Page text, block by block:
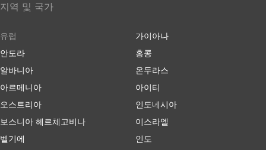
지역 및 국가
유럽
안도라
알바니아
아르메니아
오스트리아
보스니아 헤르체고비나
벨기에
가이아나
홍콩
온두라스
아이티
인도네시아
이스라엘
인도